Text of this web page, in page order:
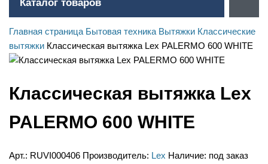
Каталог товаров
Главная страница Бытовая техника Вытяжки Классические
вытяжки Классическая вытяжка Lex PALERMO 600 WHITE
Классическая вытяжка Lex
PALERMO 600 WHITE
Арт.: RUVI000406 Производитель: Lex Наличие: под заказ